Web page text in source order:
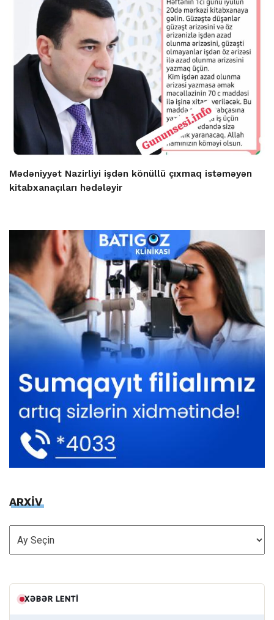
Mədəniyyət Nazirliyi işdən könüllü çıxmaq istəməyən
kitabxanaçıları hədələyir
ARXİV
ARXİV
XƏBƏR LENTI